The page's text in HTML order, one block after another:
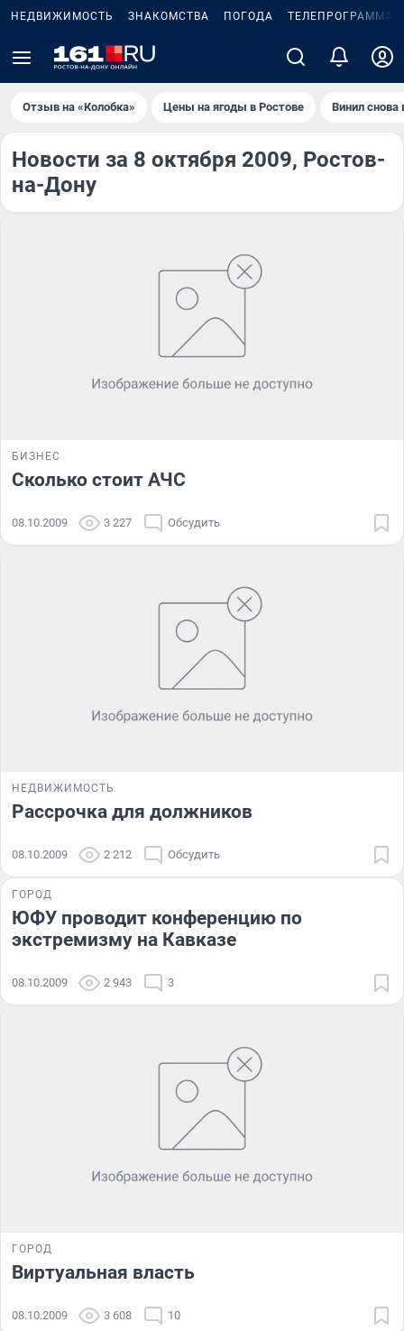
НЕДВИЖИМОСТЬ ЗНАКОМСТВА ПОГОДА ТЕЛЕПРОГРАММА
Отзыв на «Колобка» Цены на ягоды в Ростове Винил снова
Новости за 8 октября 2009, Ростов-
на-Дону
БИЗНЕС
Сколько стоит АЧС
08.10.2009 3 227 Обсудить
НЕДВИЖИМОСТЬ
Рассрочка для должников
08.10.2009 2 212 Обсудить
ГОРОД
ЮФУ проводит конференцию по
экстремизму на Кавказе
08.10.2009 2 943 3
ГОРОД
Виртуальная власть
08.10.2009 3 608 10